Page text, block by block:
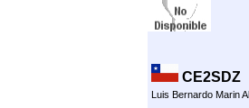
CE2SDZ
Luis Bernardo Marin